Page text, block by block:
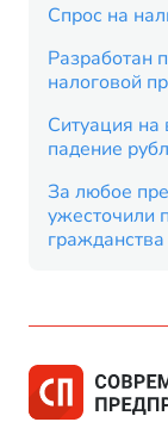
Спрос на
Разработан
налоговой
Ситуация
падение
За любое
ужесточили
гражданства